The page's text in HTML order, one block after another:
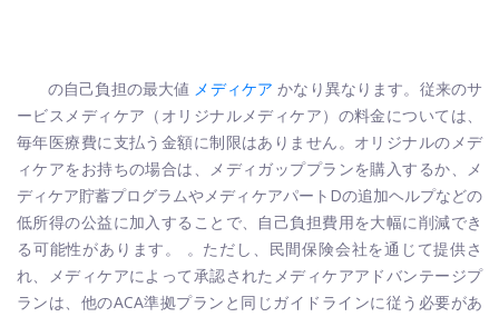
の自己負担の最大値 メディケア かなり異なります。従来のサ
ービスメディケア（オリジナルメディケア）の料金については、
毎年医療費に支払う金額に制限はありません。オリジナルのメデ
ィケアをお持ちの場合は、メディガッププランを購入するか、メ
ディケア貯蓄プログラムやメディケアパートDの追加ヘルプなどの
低所得の公益に加入することで、自己負担費用を大幅に削減でき
る可能性があります。 。ただし、民間保険会社を通じて提供さ
れ、メディケアによって承認されたメディケアアドバンテージプ
ランは、他のACA準拠プランと同じガイドラインに従う必要があ